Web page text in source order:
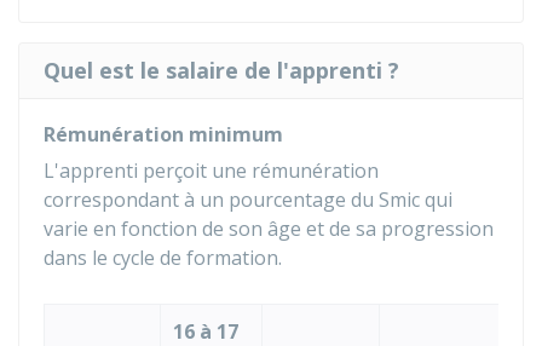
Quel est le salaire de l'apprenti ?
Rémunération minimum
L'apprenti perçoit une rémunération
correspondant à un pourcentage du Smicqui
varie en fonction de son âge et de sa progression
dans le cycle de formation.
16 à 17